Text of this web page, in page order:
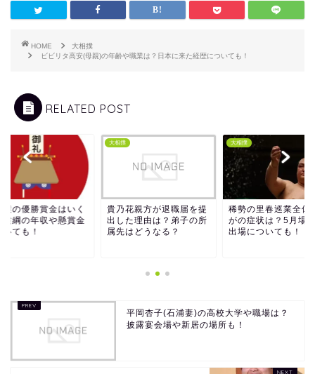
HOME
大相撲
ビビリタ高安(母親)の年齢や職業は？日本に来た経歴についても！
RELATED POST
撲の優勝賞金はいく
横綱の年収や懸賞金
いても！
大相撲
貴乃花親方が退職届を提
出した理由は？弟子の所
属先はどうなる？
大相撲
稀勢の里春巡業全休
がの症状は？5月場
出場についても！
平岡杏子(石浦妻)の高校大学や職場は？
披露宴会場や新居の場所も！